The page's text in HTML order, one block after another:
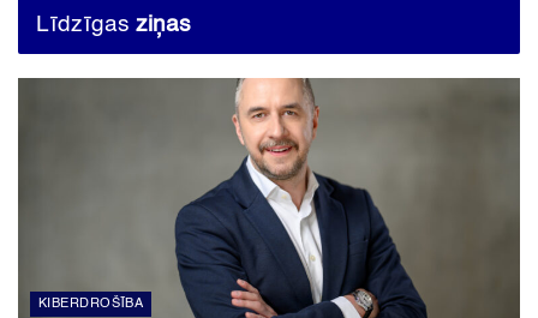
Līdzīgas ziņas
KIBERDROŠĪBA